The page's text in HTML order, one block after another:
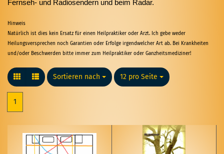
Fernseh- und Radiosendern und beim Radar.
Hinweis
Natürlich ist dies kein Ersatz für einen Heilpraktiker oder Arzt. Ich gebe weder
Heilungsversprechen noch Garantien oder Erfolge irgendwelcher Art ab. Bei Krankheiten
und/oder Beschwerden bitte immer zum Heilpraktiker oder Ganzheitsmediziner!
Sortieren nach
Sortieren nach 12 pro Seite
pro Seite
1